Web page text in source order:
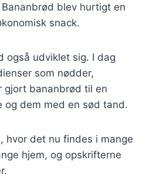
blev hurtigt en
snack.
også udviklet sig. I dag
som nødder,
gjort bananbrød til en
og dem med en sød tand.
hvor det nu findes i mange
hjem, og opskrifterne